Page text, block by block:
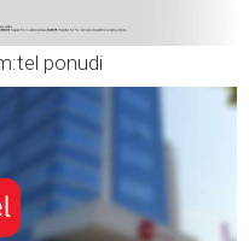
ponudi